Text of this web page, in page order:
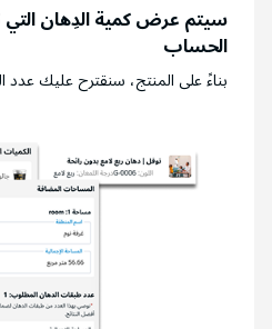
سيتم عرض كمية الدِهان التي
الحساب
بناءً على المنتج، سنقترح عليك عدد